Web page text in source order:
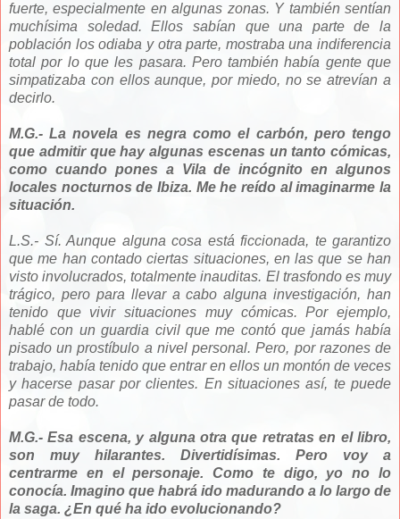
fuerte, especialmente en algunas zonas. Y también sentían
muchísima soledad. Ellos sabían que una parte de la
población los odiaba y otra parte, mostraba una indiferencia
total por lo que les pasara. Pero también había gente que
simpatizaba con ellos aunque, por miedo, no se atrevían a
decirlo.
M.G.- La novela es negra como el carbón, pero tengo
que admitir que hay algunas escenas un tanto cómicas,
como cuando pones a Vila de incógnito en algunos
locales nocturnos de Ibiza. Me he reído al imaginarme la
situación.
L.S.- Sí. Aunque alguna cosa está ficcionada, te garantizo
que me han contado ciertas situaciones, en las que se han
visto involucrados, totalmente inauditas. El trasfondo es muy
trágico, pero para llevar a cabo alguna investigación, han
tenido que vivir situaciones muy cómicas. Por ejemplo,
hablé con un guardia civil que me contó que jamás había
pisado un prostíbulo a nivel personal. Pero, por razones de
trabajo, había tenido que entrar en ellos un montón de veces
y hacerse pasar por clientes. En situaciones así, te puede
pasar de todo.
M.G.- Esa escena, y alguna otra que retratas en el libro,
son muy hilarantes. Divertidísimas. Pero voy a
centrarme en el personaje. Como te digo, yo no lo
conocía. Imagino que habrá ido madurando a lo largo de
la saga. ¿En qué ha ido evolucionando?